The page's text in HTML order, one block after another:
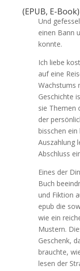
(EPUB, E-
Und
einen Bann
konnte.
Ich liebe
auf eine
Wachstums
Geschichte
sie Themen
der
bisschen
Auszahlung
Abschluss
Eines der
Buch
und Fiktion
epub die
wie ein
Mustern.
Geschenk,
brauchte,
lesen der